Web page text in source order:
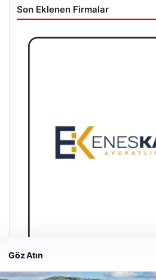
Son Eklenen Firmalar
Enes Kaplan Avukatlık Bürosu
Göz Atın